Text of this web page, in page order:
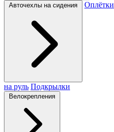
Авточехлы на сидения Оплётки
на руль Подкрылки
Велокрепления